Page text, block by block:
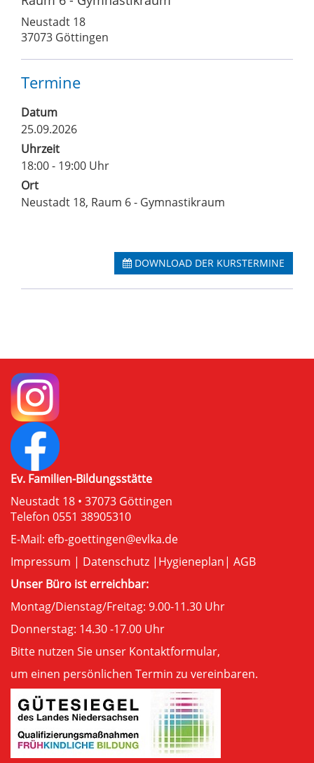
Neustadt 18
37073 Göttingen
Termine
Datum
25.09.2026
Uhrzeit
18:00 - 19:00 Uhr
Ort
Neustadt 18, Raum 6 - Gymnastikraum
DOWNLOAD DER KURSTERMINE
Ev. Familien-Bildungsstätte
Neustadt 18 • 37073 Göttingen
Telefon 0551 38905310
E-Mail: efb-goettingen@evlka.de
Impressum | Datenschutz | Hygieneplan| AGB
Unser Büro ist erreichbar:
Montag/Dienstag/Freitag: 9.00-11.30 Uhr
Donnerstag: 14.30 -17.00 Uhr
Bitte nutzen Sie unser Kontaktformular,
um einen persönlichen Termin zu vereinbaren.